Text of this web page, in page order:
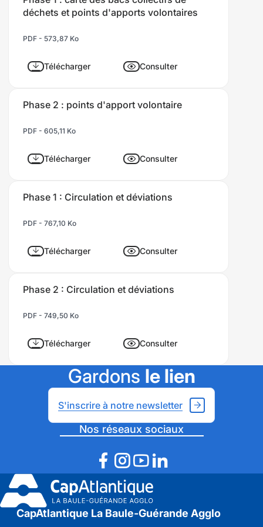
Brièredéchets et points d'apports volontaires
PDF - 573,87 Ko
Télécharger Consulter
Phase 2 : points d'apport volontaire
PDF - 605,11 Ko
Télécharger Consulter
Phase 1 : Circulation et déviations
PDF - 767,10 Ko
Télécharger Consulter
Phase 2 : Circulation et déviations
PDF - 749,50 Ko
Télécharger Consulter
Gardons le lien
S'inscrire à notre newsletter
Nos réseaux sociaux
CapAtlantique La Baule-Guérande Agglo